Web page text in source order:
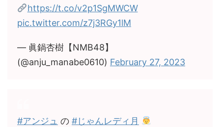
https://t.co/v2p1SgMWCW
pic.twitter.com/z7j3RGy1lM
— 眞鍋杏樹【NMB48】
(@anju_manabe0610) February 27, 2023
#アンジュ の #じゃんレディ月